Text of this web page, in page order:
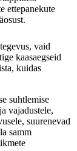
ettepanekute
vaid
kaasaegseid
kuidas
suhtlemise
vajadustele,
suurenevad
samm